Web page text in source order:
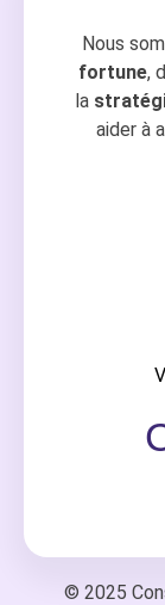
Nous
fortune,
la
aider à
© 2025